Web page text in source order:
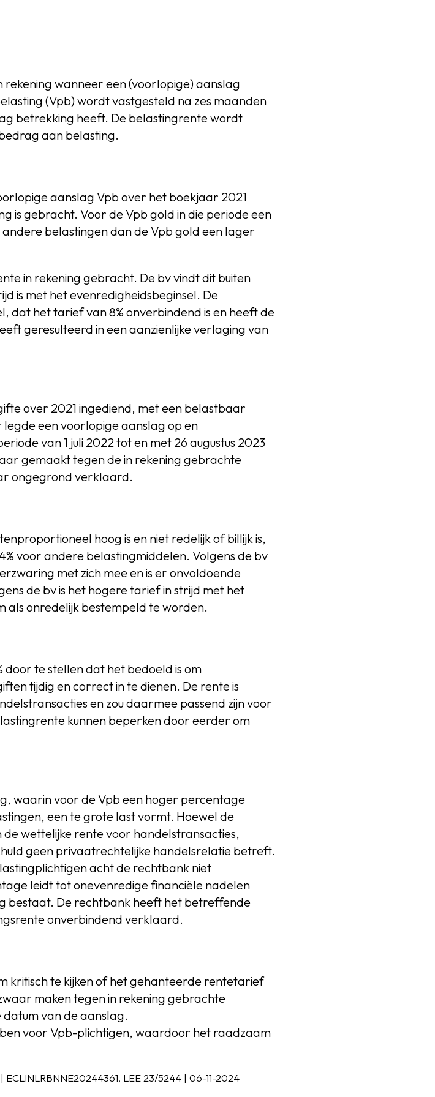
wanneer een (voorlopige) aanslag
(Vpb) wordt vastgesteld na zes maanden
betrekking heeft. De belastingrente wordt
aan belasting.
aanslag Vpb over het boekjaar 2021
is gebracht. Voor de Vpb gold in die periode een
belastingen dan de Vpb gold een lager
in rekening gebracht. De bv vindt dit buiten
is met het evenredigheidsbeginsel. De
dat het tarief van 8% onverbindend is en heeft de
geresulteerd in een aanzienlijke verlaging van
over 2021 ingediend, met een belastbaar
een voorlopige aanslag op en
van 1 juli 2022 tot en met 26 augustus 2023
gemaakt tegen de in rekening gebrachte
ongegrond verklaard.
hoog is en niet redelijk of billijk is,
voor andere belastingmiddelen. Volgens de bv
met zich mee en is er onvoldoende
de bv is het hogere tarief in strijd met het
als onredelijk bestempeld te worden.
te stellen dat het bedoeld is om
tijdig en correct in te dienen. De rente is
en zou daarmee passend zijn voor
kunnen beperken door eerder om
waarin voor de Vpb een hoger percentage
een te grote last vormt. Hoewel de
wettelijke rente voor handelstransacties,
geen privaatrechtelijke handelsrelatie betreft.
acht de rechtbank niet
leidt tot onevenredige financiële nadelen
bestaat. De rechtbank heeft het betreffende
onverbindend verklaard.
kritisch te kijken of het gehanteerde rentetarief
maken tegen in rekening gebrachte
datum van de aanslag.
voor Vpb-plichtigen, waardoor het raadzaam
LEE 23/5244 | 06-11-2024